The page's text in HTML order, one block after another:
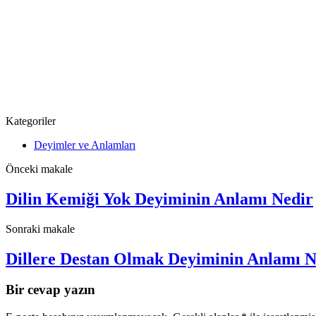
Kategoriler
Deyimler ve Anlamları
Önceki makale
Dilin Kemiği Yok Deyiminin Anlamı Nedir
Sonraki makale
Dillere Destan Olmak Deyiminin Anlamı
Bir cevap yazın